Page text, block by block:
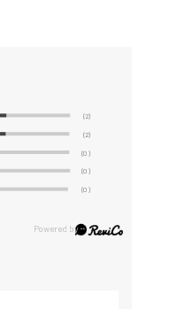
(2)
(2)
(0)
(0)
(0)